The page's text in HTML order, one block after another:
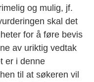
og mulig, jf.
skal det
for å føre bevis
av uriktig vedtak
er i denne
til at søkeren vil